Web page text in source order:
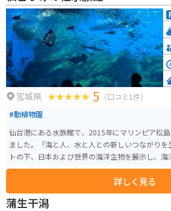
宮城県 5 （口コミ1件）
#動植物園
仙台港にある水族館で、2015年にマリンピア松
ました。「海と人、水と人との新しいつながり
トの下、日本および世界の海洋生物を展示し、
紹介しています。 約100基の水槽があり、日本海の生物からペンギン、サメま
で幅広い種類の生物が展示されています。魚から
類だけでなくビーバーやリスなど様々な生き物
た、イルカやアシカのショーなど、見応えのあ
詳しく見る
蒲生干潟